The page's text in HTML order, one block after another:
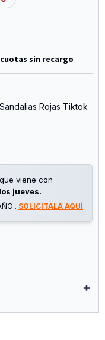
sin recargo
Rojas Tiktok
que viene con
jueves.
. SOLICITALA AQUÍ